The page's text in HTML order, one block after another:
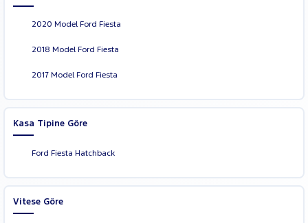
2020 Model Ford Fiesta
2018 Model Ford Fiesta
2017 Model Ford Fiesta
Kasa Tipine Göre
Ford Fiesta Hatchback
Vitese Göre